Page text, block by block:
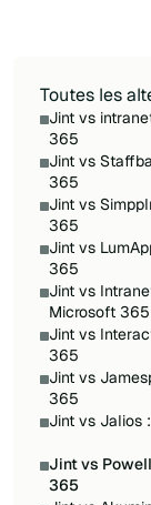
Toutes les
Jint vs
365
Jint vs
365
Jint vs
365
Jint vs
365
Jint vs
Microsoft 365
Jint vs
365
Jint vs
365
Jint vs Jalios
Jint vs
365